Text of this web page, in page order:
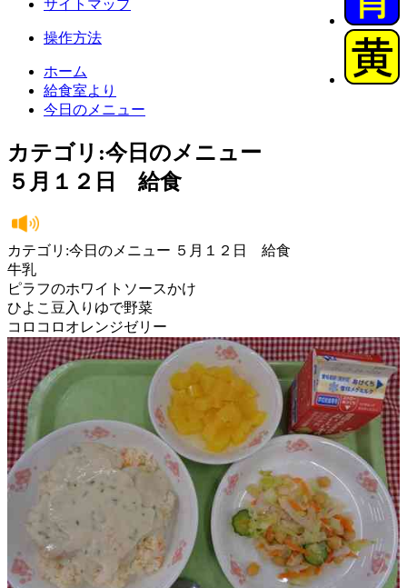
サイトマップ
操作方法
ホーム
給食室より
今日のメニュー
カテゴリ:今日のメニュー
５月１２日 給食
カテゴリ:今日のメニュー ５月１２日 給食
牛乳
ピラフのホワイトソースかけ
ひよこ豆入りゆで野菜
コロコロオレンジゼリー